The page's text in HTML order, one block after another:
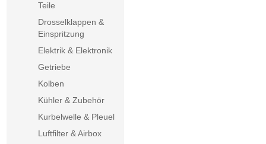
Teile
Drosselklappen &
Einspritzung
Elektrik & Elektronik
Getriebe
Kolben
Kühler & Zubehör
Kurbelwelle & Pleuel
Luftfilter & Airbox